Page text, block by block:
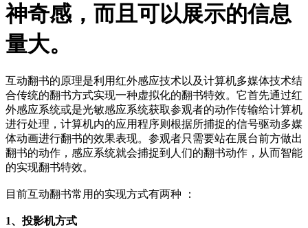
神奇感，而且可以展示的信息
量大。
互动翻书的原理是利用红外感应技术以及计算机多媒体技术结
合传统的翻书方式实现一种虚拟化的翻书特效。它首先通过红
外感应系统或是光敏感应系统获取参观者的动作传输给计算机
进行处理，计算机内的应用程序则根据所捕捉的信号驱动多媒
体动画进行翻书的效果表现。参观者只需要站在展台前方做出
翻书的动作，感应系统就会捕捉到人们的翻书动作，从而智能
的实现翻书特效。
目前互动翻书常用的实现方式有两种 ：
1、投影机方式